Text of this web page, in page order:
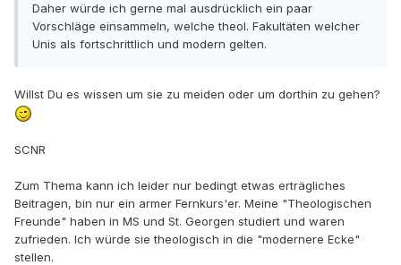
Daher würde ich gerne mal ausdrücklich ein paar
Vorschläge einsammeln, welche theol. Fakultäten welcher
Unis als fortschrittlich und modern gelten.
Willst Du es wissen um sie zu meiden oder um dorthin zu gehen?
SCNR
Zum Thema kann ich leider nur bedingt etwas erträgliches
Beitragen, bin nur ein armer Fernkurs'er. Meine "Theologischen
Freunde" haben in MS und St. Georgen studiert und waren
zufrieden. Ich würde sie theologisch in die "modernere Ecke"
stellen.